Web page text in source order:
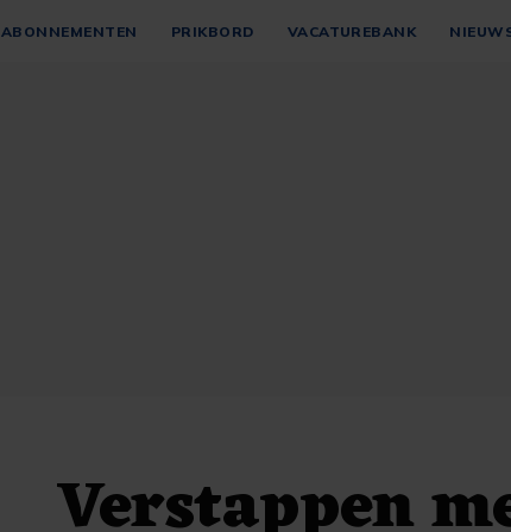
ABONNEMENTEN PRIKBORD VACATUREBANK